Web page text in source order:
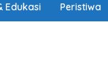
Edukasi Peristiwa